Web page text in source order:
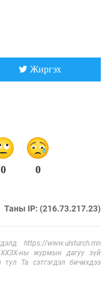
Жиргэх
0 0
Таны IP: (216.73.217.23)
https://www.ulsturch.mn
ХХЗХ-ны журмын дагуу зүй
тул Та сэтгэгдэл бичихдээ